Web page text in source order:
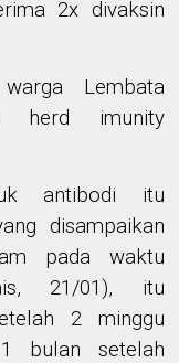
2x divaksin
Lembata
herd imunity
antibodi itu
disampaikan
pada waktu
21/01), itu
2 minggu
bulan setelah